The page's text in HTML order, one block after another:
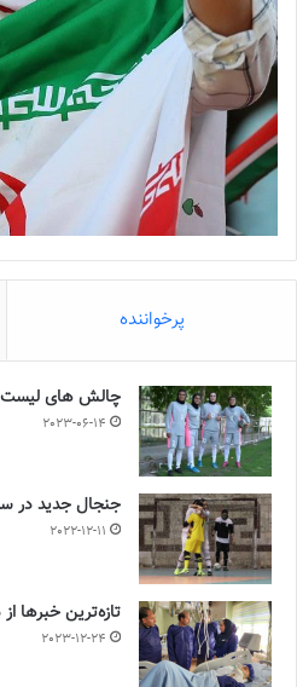
پرخواننده
چالش هاى ليست
2023-06-14
جنجال جدید در
2022-12-11
تازه‌ترین خبرها از درمان ۲ ملی‌پوش
2023-12-24